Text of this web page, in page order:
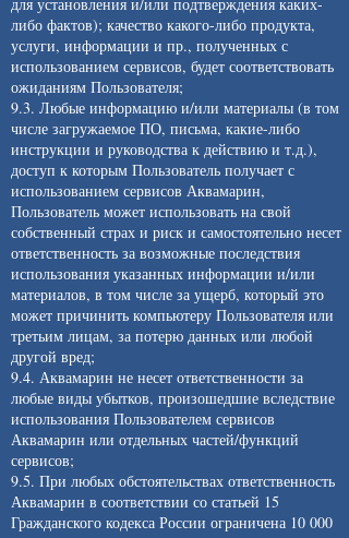
либо фактов); качество какого-либо продукта,
услуги, информации и пр., полученных с
использованием сервисов, будет соответствовать
ожиданиям Пользователя;
9.3. Любые информацию и/или материалы (в том
числе загружаемое ПО, письма, какие-либо
инструкции и руководства к действию и т.д.),
доступ к которым Пользователь получает с
использованием сервисов Аквамарин,
Пользователь может использовать на свой
собственный страх и риск и самостоятельно несет
ответственность за возможные последствия
использования указанных информации и/или
материалов, в том числе за ущерб, который это
может причинить компьютеру Пользователя или
третьим лицам, за потерю данных или любой
другой вред;
9.4. Аквамарин не несет ответственности за
любые виды убытков, произошедшие вследствие
использования Пользователем сервисов
Аквамарин или отдельных частей/функций
сервисов;
9.5. При любых обстоятельствах ответственность
Аквамарин в соответствии со статьей 15
Гражданского кодекса России ограничена 10 000